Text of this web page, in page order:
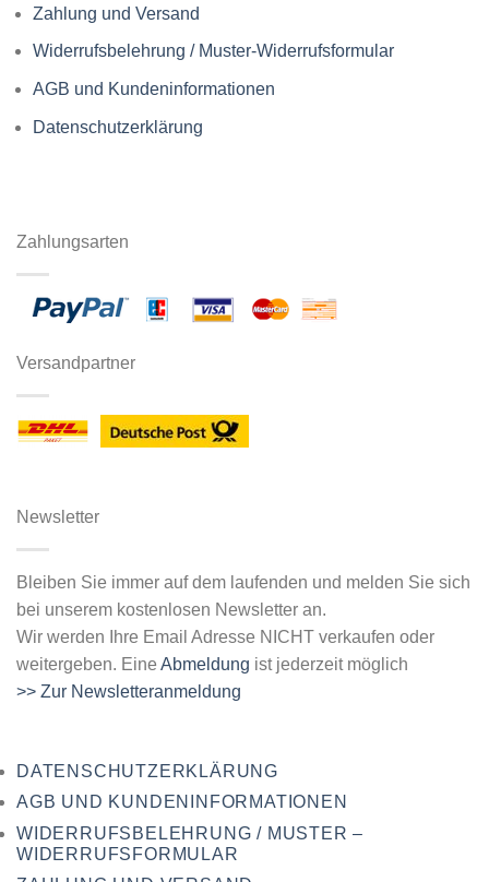
Zahlung und Versand
Widerrufsbelehrung / Muster-Widerrufsformular
AGB und Kundeninformationen
Datenschutzerklärung
Zahlungsarten
Versandpartner
Newsletter
Bleiben Sie immer auf dem laufenden und melden Sie sich
bei unserem kostenlosen Newsletter an.
Wir werden Ihre Email Adresse NICHT verkaufen oder
weitergeben. Eine Abmeldung ist jederzeit möglich
>> Zur Newsletteranmeldung
DATENSCHUTZERKLÄRUNG
AGB UND KUNDENINFORMATIONEN
WIDERRUFSBELEHRUNG / MUSTER –
WIDERRUFSFORMULAR